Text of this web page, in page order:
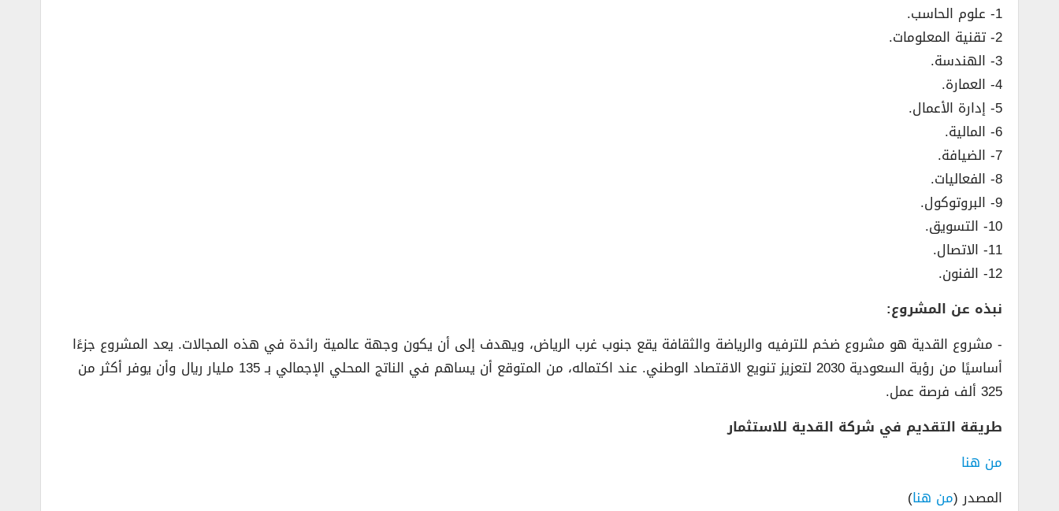
1- علوم الحاسب.
2- تقنية المعلومات.
3- الهندسة.
4- العمارة.
5- إدارة الأعمال.
6- المالية.
7- الضيافة.
8- الفعاليات.
9- البروتوكول.
10- التسويق.
11- الاتصال.
12- الفنون.
نبذه عن المشروع:
­- مشروع القدية هو مشروع ضخم للترفيه والرياضة والثقافة يقع جنوب غرب الرياض، ويهدف إلى أن يكون وجهة عالمية رائدة في هذه المجالات. يعد المشروع جزءًا
أساسيًا من رؤية السعودية 2030 لتعزيز تنويع الاقتصاد الوطني. عند اكتماله، من المتوقع أن يساهم في الناتج المحلي الإجمالي بـ 135 مليار ريال وأن يوفر أكثر من
325 ألف فرصة عمل.
طريقة التقديم في شركة القدية للاستثمار
من هنا
المصدر (من هنا)